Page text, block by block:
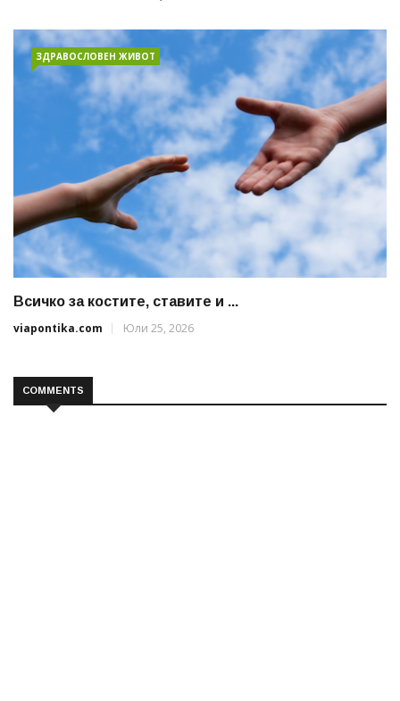
ЗДРАВОСЛОВЕН ЖИВОТ
Всичко за костите, ставите и ...
viapontika.com
Юли 25, 2026
COMMENTS